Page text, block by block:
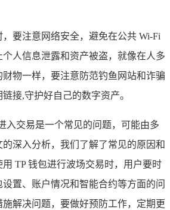
要注意网络安全，避免在公共 Wi-Fi
人信息泄露和资产被盗，就像在人多
物一样，要注意防范钓鱼网站和诈骗
接,守护好自己的数字资产。
入交易是一个常见的问题，可能由多
深入分析，我们了解了常见的原因和
TP 钱包进行波场交易时，用户要时
置、账户情况和智能合约等方面的问
解决问题，要做好预防工作，定期更